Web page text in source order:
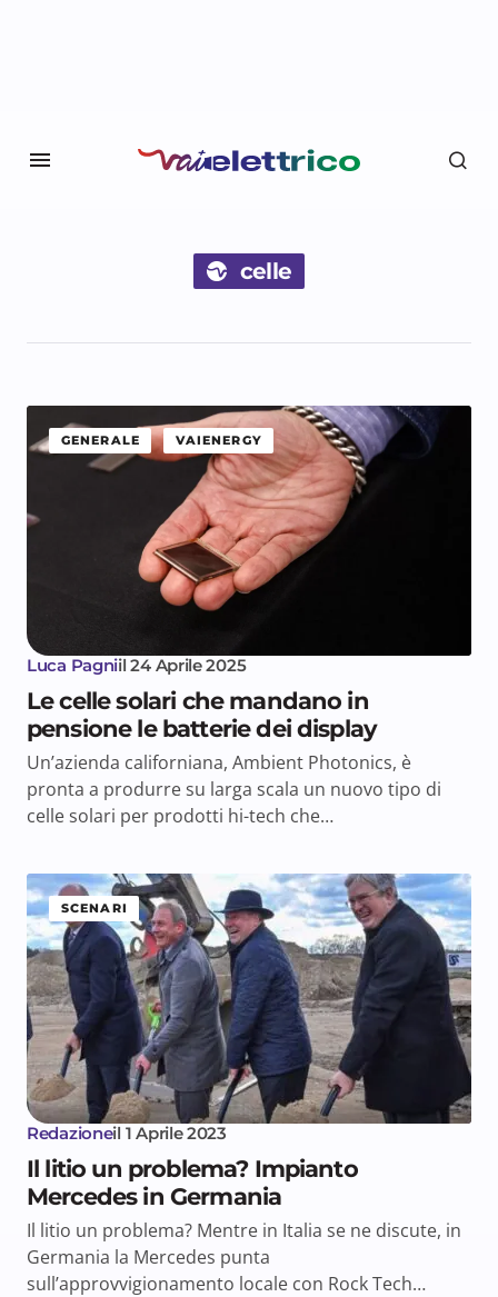
celle
GENERALE VAIENERGY
Luca Pagniil 24 Aprile 2025
Le celle solari che mandano in
pensione le batterie dei display
Un’azienda californiana, Ambient Photonics, è
pronta a produrre su larga scala un nuovo tipo di
celle solari per prodotti hi-tech che…
SCENARI
Redazioneil 1 Aprile 2023
Il litio un problema? Impianto
Mercedes in Germania
Il litio un problema? Mentre in Italia se ne discute, in
Germania la Mercedes punta
sull’approvvigionamento locale con Rock Tech…